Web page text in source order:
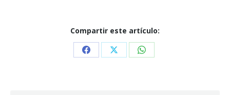
Compartir este artículo:
Share Share Share